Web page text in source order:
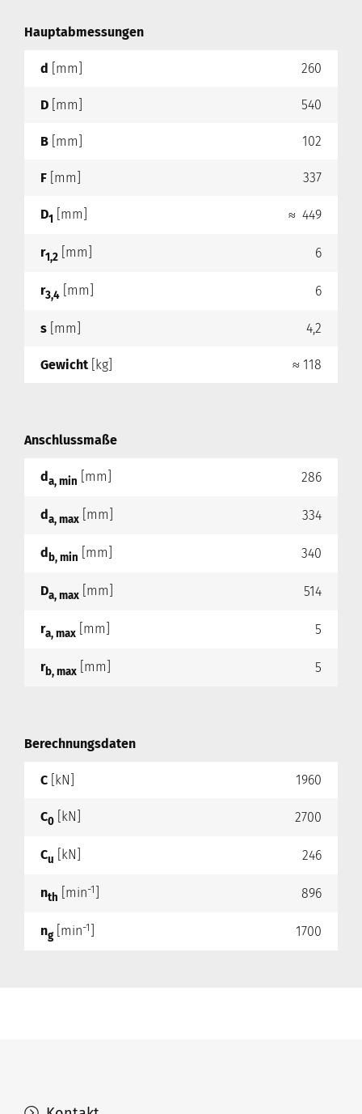
Hauptabmessungen
d [mm] 260
D [mm] 540
B [mm] 102
F [mm] 337
D1 [mm] ≈ 449
r1,2 [mm] 6
r3,4 [mm] 6
s [mm] 4,2
Gewicht [kg] ≈ 118
Anschlussmaße
da, min [mm] 286
da, max [mm] 334
db, min [mm] 340
Da, max [mm] 514
ra, max [mm] 5
rb, max [mm] 5
Berechnungsdaten
C [kN] 1960
C0 [kN] 2700
Cu [kN] 246
nth [min-1 896
ng[min-1 1700